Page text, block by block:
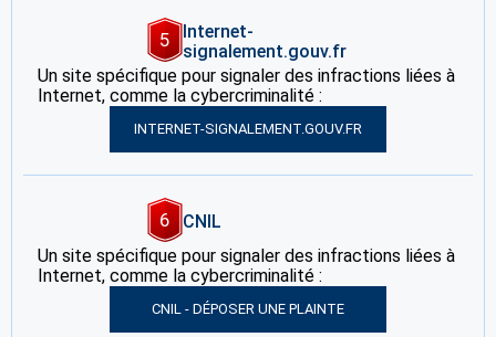
5
Internet-
signalement.gouv.fr
Un site spécifique pour signaler des infractions liées à
Internet, comme la cybercriminalité :
INTERNET-SIGNALEMENT.GOUV.FR
6
CNIL
Un site spécifique pour signaler des infractions liées à
Internet, comme la cybercriminalité :
CNIL - DÉPOSER UNE PLAINTE